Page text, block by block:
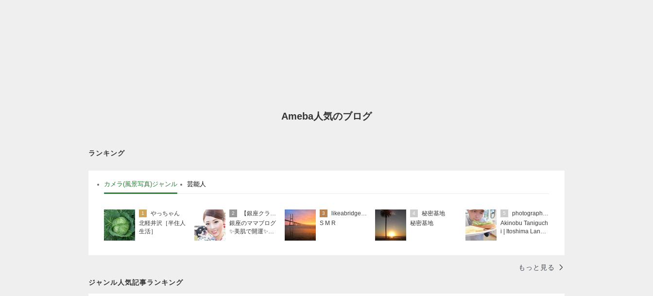
Ameba人気のブログ
ランキング
カメラ(風景写真)ジャンル 芸能人
1
やっちゃん
北軽井沢［半住人
生活］
2
【銀座クラブ高嶋】元OL婚約破棄から24歳で銀座ママ25歳でオーナーママ銀座 美肌で開運♡パワースポット巡り高嶋りえ子ブログ
銀座のママブログ
✨美肌で開運✨銀
3
likeabridgeover
S M R
4
秘密基地
秘密基地
5
photographer✩AkinobuTaniguchi
Akinobu Taniguch
i | Itoshima Lands
もっと見る
ジャンル人気記事ランキング